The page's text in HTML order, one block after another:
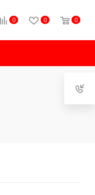
0 0 0